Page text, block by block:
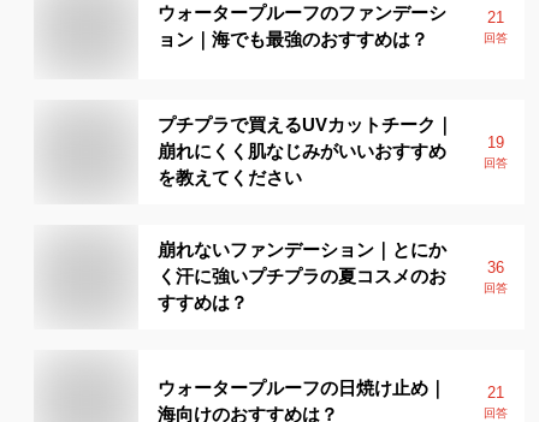
ウォータープルーフのファンデーシ
ョン｜海でも最強のおすすめは？
21
回答
プチプラで買えるUVカットチーク｜
崩れにくく肌なじみがいいおすすめ
を教えてください
19
回答
崩れないファンデーション｜とにか
く汗に強いプチプラの夏コスメのお
すすめは？
36
回答
ウォータープルーフの日焼け止め｜
海向けのおすすめは？
21
回答